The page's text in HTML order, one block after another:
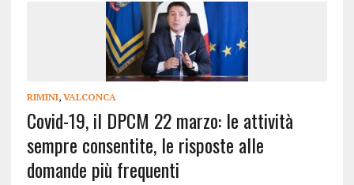
RIMINI, VALCONCA
Covid-19, il DPCM 22 marzo: le attività
sempre consentite, le risposte alle
domande più frequenti